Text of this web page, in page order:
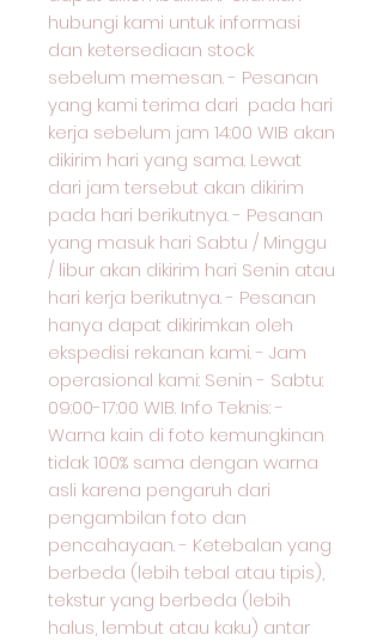
hubungi kami untuk informasi
dan ketersediaan stock
sebelum memesan. - Pesanan
yang kami terima dari pada hari
kerja sebelum jam 14:00 WIB akan
dikirim hari yang sama. Lewat
dari jam tersebut akan dikirim
pada hari berikutnya. - Pesanan
yang masuk hari Sabtu / Minggu
/ libur akan dikirim hari Senin atau
hari kerja berikutnya. - Pesanan
hanya dapat dikirimkan oleh
ekspedisi rekanan kami. - Jam
operasional kami: Senin - Sabtu:
09:00-17:00 WIB. Info Teknis: -
Warna kain di foto kemungkinan
tidak 100% sama dengan warna
asli karena pengaruh dari
pengambilan foto dan
pencahayaan. - Ketebalan yang
berbeda (lebih tebal atau tipis),
tekstur yang berbeda (lebih
halus, lembut atau kaku) antar